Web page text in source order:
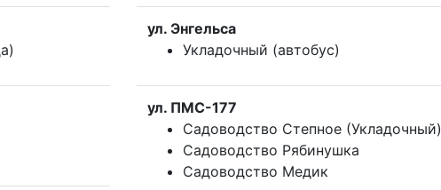
ул. Энгельса
Укладочный (автобус)
ул. ПМС-177
Садоводство Степное (Укладочный)
Садоводство Рябинушка
Садоводство Медик